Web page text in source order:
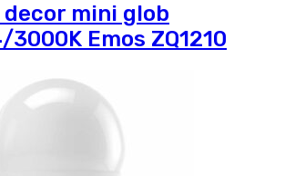
decor mini glob
3000K Emos ZQ1210